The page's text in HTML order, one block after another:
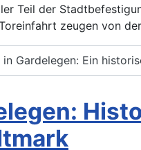
Teil der
zeugen von
Gardelegen: Ein